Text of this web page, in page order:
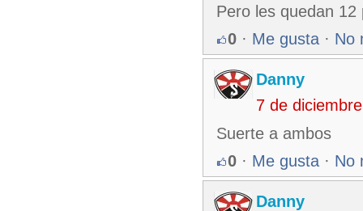
Pero les quedan
0 · Me gusta · No
Danny
7 de
Suerte a ambos
0 · Me gusta · No
Danny